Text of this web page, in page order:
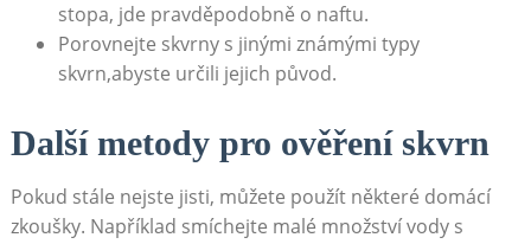
stopa, jde pravděpodobně o naftu.
Porovnejte skvrny s jinými známými typy
skvrn,abyste určili jejich původ.
Další metody pro ověření skvrn
Pokud stále nejste jisti, můžete použít některé domácí
zkoušky. Například smíchejte malé množství vody s